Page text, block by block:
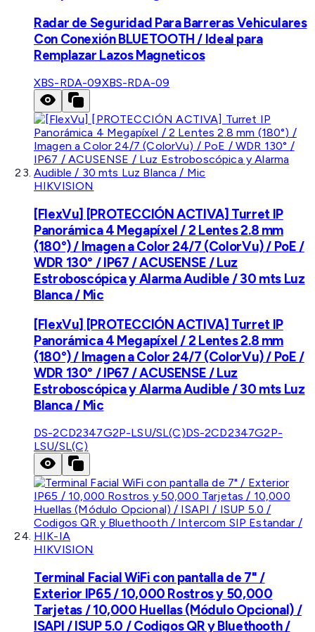
Radar de Seguridad Para Barreras Vehiculares
Con Conexión BLUETOOTH / Ideal para
Remplazar Lazos Magneticos
XBS-RDA-09XBS-RDA-09
HIKVISION
[FlexVu] [PROTECCIÓN ACTIVA] Turret IP
Panorámica 4 Megapíxel / 2 Lentes 2.8 mm
(180°) / Imagen a Color 24/7 (ColorVu) / PoE /
WDR 130° / IP67 / ACUSENSE / Luz
Estroboscópica y Alarma Audible / 30 mts Luz
Blanca / Mic
[FlexVu] [PROTECCIÓN ACTIVA] Turret IP
Panorámica 4 Megapíxel / 2 Lentes 2.8 mm
(180°) / Imagen a Color 24/7 (ColorVu) / PoE /
WDR 130° / IP67 / ACUSENSE / Luz
Estroboscópica y Alarma Audible / 30 mts Luz
Blanca / Mic
DS-2CD2347G2P-LSU/SL(C)DS-2CD2347G2P-
LSU/SL(C)
HIKVISION
Terminal Facial WiFi con pantalla de 7" /
Exterior IP65 / 10,000 Rostros y 50,000
Tarjetas / 10,000 Huellas (Módulo Opcional) /
ISAPI / ISUP 5.0 / Codigos QR y Bluethooth /